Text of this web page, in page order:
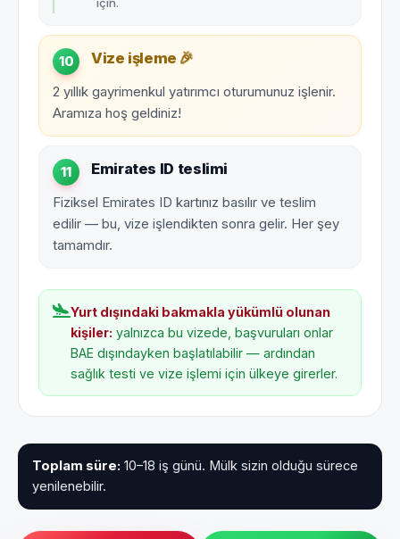
10 Vize işleme 🎉
2 yıllık gayrimenkul yatırımcı oturumunuz işlenir.
Aramıza hoş geldiniz!
11 Emirates ID teslimi
Fiziksel Emirates ID kartınız basılır ve teslim
edilir — bu, vize işlendikten sonra gelir. Her şey
tamamdır.
Yurt dışındaki bakmakla yükümlü olunan
kişiler: yalnızca bu vizede, başvuruları onlar
BAE dışındayken başlatılabilir — ardından
sağlık testi ve vize işlemi için ülkeye girerler.
Toplam süre: 10–18 iş günü. Mülk sizin olduğu sürece
yenilenebilir.